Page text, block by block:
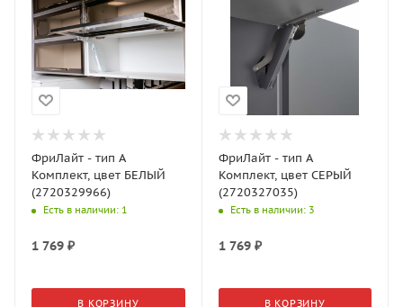
ФриЛайт - тип A
Комплект, цвет БЕЛЫЙ
(2720329966)
Есть в наличии: 1
1 769 ₽
В КОРЗИНУ
ФриЛайт - тип A
Комплект, цвет СЕРЫЙ
(2720327035)
Есть в наличии: 3
1 769₽
В КОРЗИНУ